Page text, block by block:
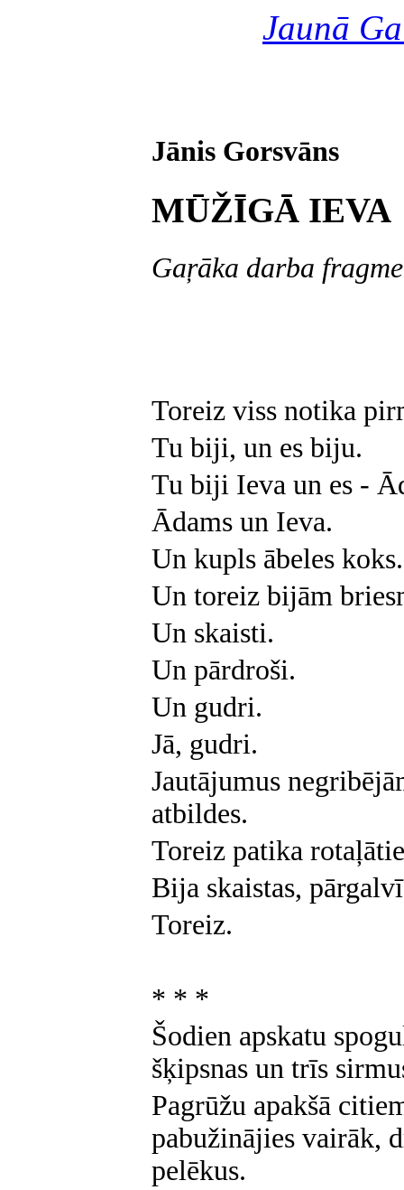
Jaunā
Jānis Gorsvāns
MŪŽĪGĀ IEVA
Gaŗāka darba
Toreiz viss notika
Tu biji, un es biju.
Tu biji Ieva un es -
Ādams un Ieva.
Un kupls ābeles koks.
Un toreiz bijām
Un skaisti.
Un pārdroši.
Un gudri.
Jā, gudri.
Jautājumus
atbildes.
Toreiz patika
Bija skaistas,
Toreiz.
* * *
Šodien apskatu
šķipsnas un trīs
Pagrūžu apakšā
pabužinājies vairāk,
pelēkus.